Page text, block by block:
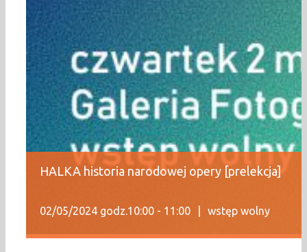
HALKA historia narodowej opery [prelekcja]
02/05/2024 godz.10:00 - 11:00 wstęp wolny